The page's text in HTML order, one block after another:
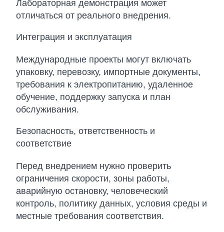
Лабораторная демонстрация может
отличаться от реального внедрения.
Интеграция и эксплуатация
Международные проекты могут включать
упаковку, перевозку, импортные документы,
требования к электропитанию, удаленное
обучение, поддержку запуска и план
обслуживания.
Безопасность, ответственность и
соответствие
Перед внедрением нужно проверить
ограничения скорости, зоны работы,
аварийную остановку, человеческий
контроль, политику данных, условия среды и
местные требования соответствия.